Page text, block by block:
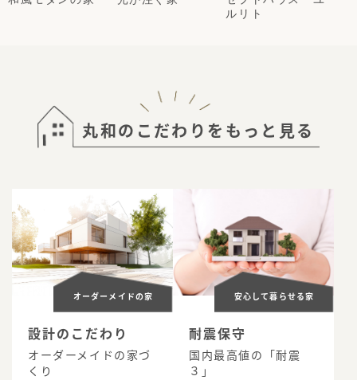
ルリト
丸和のこだわりをもっと見る
オーダーメイドの家
設計のこだわり
オーダーメイドの家づ
くり
安心して暮らせる家
耐震保守
国内最高値の「耐震
３」